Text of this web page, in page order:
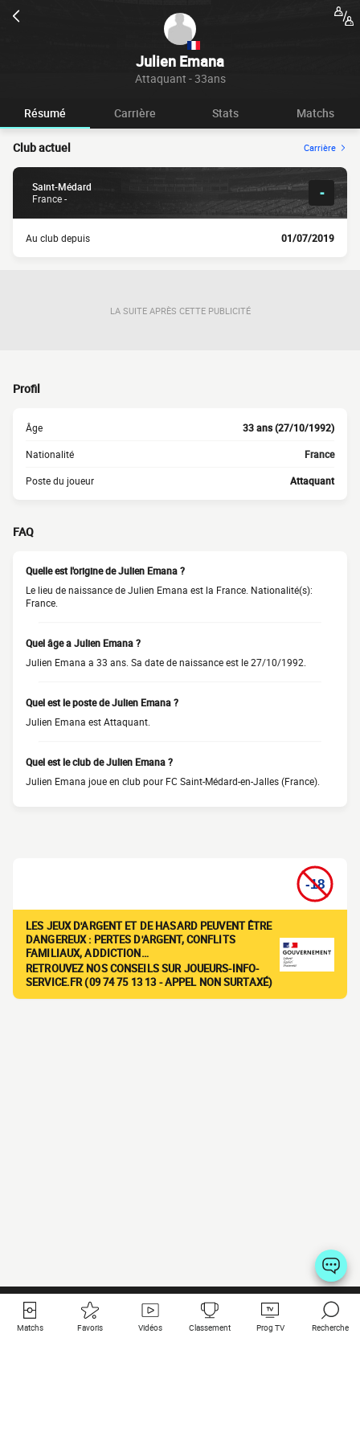
Julien Emana
Attaquant - 33ans
Résumé Carrière Stats Matchs
Club actuel Carrière
Saint-Médard
France -
-
Au club depuis 01/07/2019
LA SUITE APRÈS CETTE PUBLICITÉ
Profil
Âge 33 ans (27/10/1992)
Nationalité France
Poste du joueur Attaquant
FAQ
Quelle est l'origine de Julien Emana ?
Le lieu de naissance de Julien Emana est la France. Nationalité(s):
France.
Quel âge a Julien Emana ?
Julien Emana a 33 ans. Sa date de naissance est le 27/10/1992.
Quel est le poste de Julien Emana ?
Julien Emana est Attaquant.
Quel est le club de Julien Emana ?
Julien Emana joue en club pour FC Saint-Médard-en-Jalles (France).
LES JEUX D'ARGENT ET DE HASARD PEUVENT ÊTRE
DANGEREUX : PERTES D'ARGENT, CONFLITS
FAMILIAUX, ADDICTION…
RETROUVEZ NOS CONSEILS SUR JOUEURS-INFO-
SERVICE.FR (09 74 75 13 13 - APPEL NON SURTAXÉ)
Matchs Favoris Vidéos Classement Prog TV Recherche